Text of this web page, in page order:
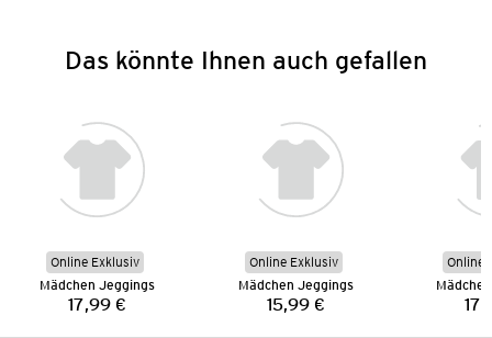
Das könnte Ihnen auch gefallen
Online Exklusiv
Mädchen Jeggings
Preis:
17,99 €
Online Exklusiv
Mädchen Jeggings
Preis:
15,99 €
Online